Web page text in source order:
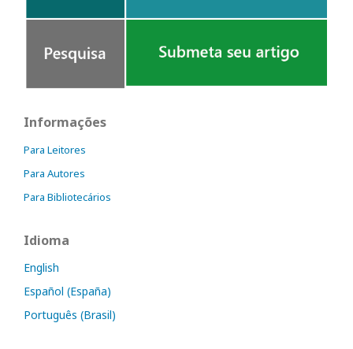
Informações
Para Leitores
Para Autores
Para Bibliotecários
Idioma
English
Español (España)
Português (Brasil)